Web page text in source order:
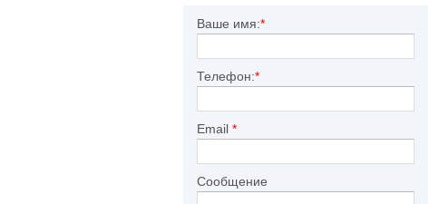
Ваше имя:*
Телефон:*
Email *
Сообщение